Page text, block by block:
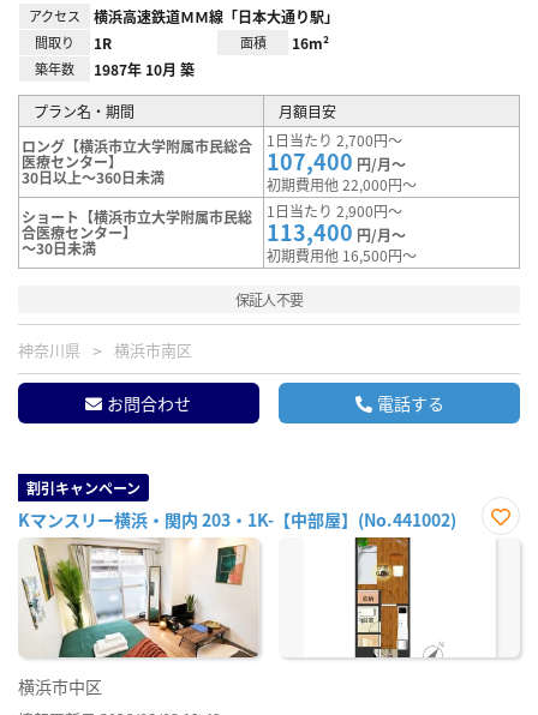
アクセス 横浜高速鉄道ＭＭ線「日本大通り駅」
間取り 1R 面積 16m²
築年数 1987年 10月 築
プラン名・期間
月額目安
ロング【横浜市立大学附属市民総合
医療センター】
30日以上～360日未満
1日当たり 2,700円～
107,400 円/月～
初期費用他 22,000円～
ショート【横浜市立大学附属市民総
合医療センター】
～30日未満
1日当たり 2,900円～
113,400 円/月～
初期費用他 16,500円～
保証人不要
神奈川県 横浜市南区
お問合わせ 電話する
割引キャンペーン
Kマンスリー横浜・関内 203・1K-【中部屋】(No.441002)
お気
横浜市中区